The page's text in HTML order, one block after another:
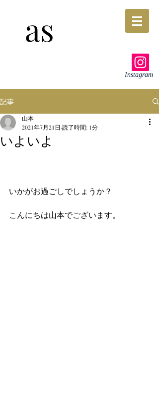
as
Instagram
記事
いよいよ
山本
2021年7月21日 読了時間: 1分
いかがお過ごしでしょうか？
こんにちは山本でございます。